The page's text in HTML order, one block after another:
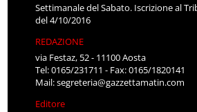
Settimanale del Sabato. Iscrizione al
del 4/10/2016
REDAZIONE
via Festaz, 52 - 11100 Aosta
Tel: 0165/231711 - Fax: 0165/1820141
Mail:segreteria@gazzettamatin.com
Editore